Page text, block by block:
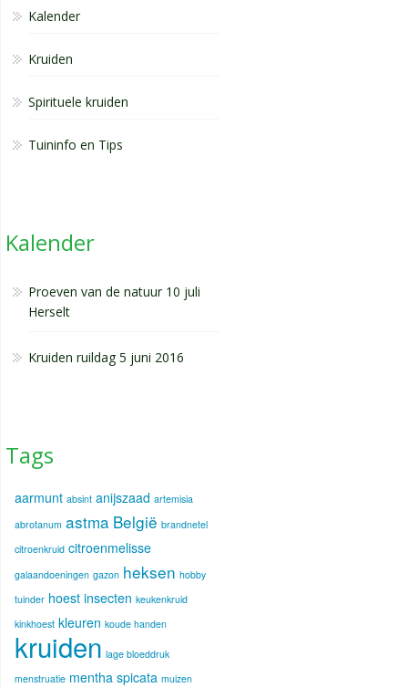
Kalender
Kruiden
Spirituele kruiden
Tuininfo en Tips
Kalender
Proeven van de natuur 10 juli
Herselt
Kruiden ruildag 5 juni 2016
Tags
aarmunt absint anijszaad artemisia
abrotanum astma België brandnetel
citroenkruid citroenmelisse
galaandoeningen gazon heksen hobby
tuinder hoest insecten keukenkruid
kinkhoest kleuren koude handen
kruiden lage bloeddruk
menstruatie mentha spicata muizen